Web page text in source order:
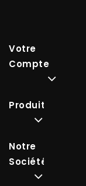
Votre
Compte
Produits
Notre
Société